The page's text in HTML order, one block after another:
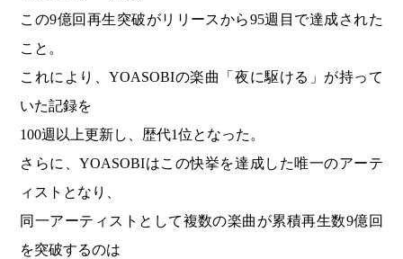
この9億回再生突破がリリースから95週目で達成された
こと。
これにより、YOASOBIの楽曲「夜に駆ける」が持って
いた記録を
100週以上更新し、歴代1位となった。
さらに、YOASOBIはこの快挙を達成した唯一のアーテ
ィストとなり、
同一アーティストとして複数の楽曲が累積再生数9億回
を突破するのは